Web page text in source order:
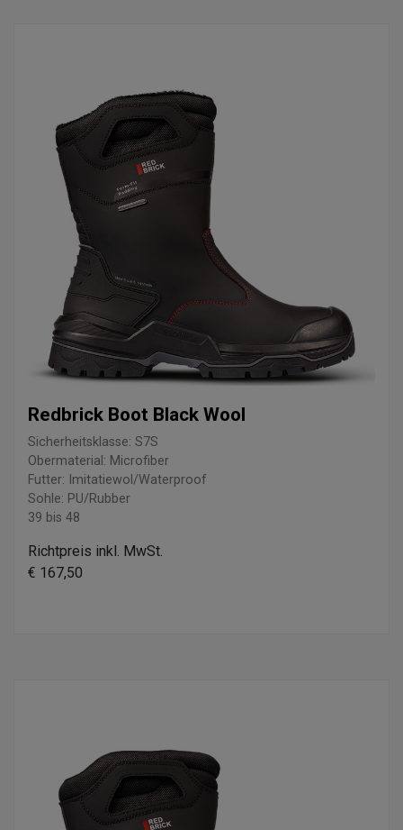
Redbrick Boot Black Wool
Sicherheitsklasse: S7S
Obermaterial: Microfiber
Futter: Imitatiewol/Waterproof
Sohle: PU/Rubber
39 bis 48
Richtpreis inkl. MwSt.
€ 167,50